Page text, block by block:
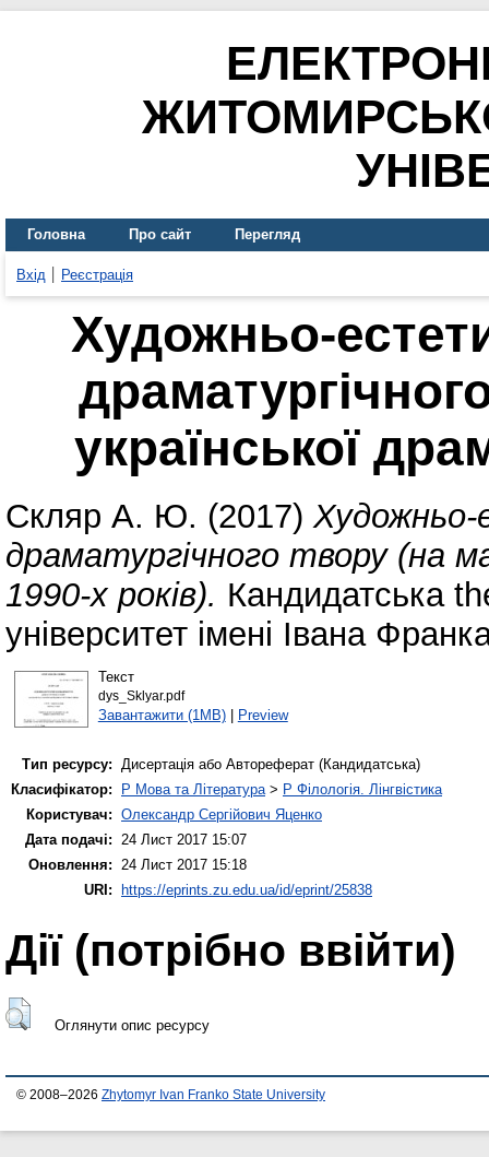
Головна Про сайт Перегляд
Вхід Реєстрація
Художньо-
української
Скляр А. Ю. (2017)
драматургічного твору (на
1990-х років). Кандидатська
університет імені Івана
Текст
dys_Sklyar.pdf
Завантажити (1MB)| Preview
Тип ресурсу: Дисертація або Автореферат (Кандидатська)
Класифікатор:
P Мова та Література> P Філологія. Лінгвістика
Користувач: Олександр Сергійович Яценко
Дата подачі: 24 Лист 2017 15:07
Оновлення: 24 Лист 2017 15:18
URI:
https://eprints.zu.edu.ua/id/eprint/25838
Дії ​​(потрібно ввійти)
Оглянути опис ресурсу
© 2008–2026 Zhytomyr Ivan Franko State University